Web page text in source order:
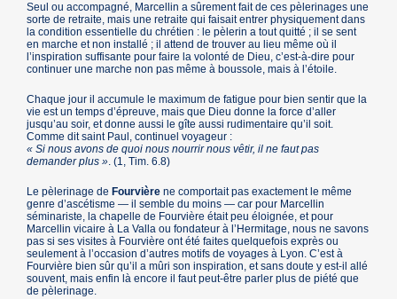
Seul ou accompagné, Marcellin a sûrement fait de ces pèlerinages une
sorte de retraite, mais une retraite qui faisait entrer physiquement dans
la condition essentielle du chrétien : le pèlerin a tout quitté ; il se sent
en marche et non installé ; il attend de trouver au lieu même où il
l’inspiration suffisante pour faire la volonté de Dieu, c’est-à-dire pour
continuer une marche non pas même à boussole, mais à l’étoile.
Chaque jour il accumule le maximum de fatigue pour bien sentir que la
vie est un temps d’épreuve, mais que Dieu donne la force d’aller
jusqu’au soir, et donne aussi le gîte aussi rudimentaire qu’il soit.
Comme dit saint Paul, continuel voyageur :
« Si nous avons de quoi nous nourrir nous vêtir, il ne faut pas
demander plus ». (1, Tim. 6.8)
Le pèlerinage de Fourvière ne comportait pas exactement le même
genre d’ascétisme — il semble du moins — car pour Marcellin
séminariste, la chapelle de Fourvière était peu éloignée, et pour
Marcellin vicaire à La Valla ou fondateur à l’Hermitage, nous ne savons
pas si ses visites à Fourvière ont été faites quelquefois exprès ou
seulement à l’occasion d’autres motifs de voyages à Lyon. C’est à
Fourvière bien sûr qu’il a mûri son inspiration, et sans doute y est-il allé
souvent, mais enfin là encore il faut peut-être parler plus de piété que
de pèlerinage.